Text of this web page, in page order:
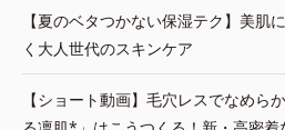
【夏のベタつかない保湿テク】美肌
く大人世代のスキンケア
【ショート動画】毛穴レスでなめら